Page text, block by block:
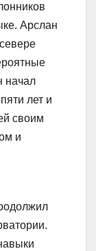
Арслан
начал
лет и
своим
и